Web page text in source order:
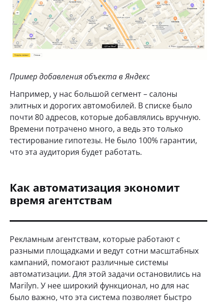
Пример добавления объекта в Яндекс
Например, у нас большой сегмент – салоны
элитных и дорогих автомобилей. В списке было
почти 80 адресов, которые добавлялись вручную.
Времени потрачено много, а ведь это только
тестирование гипотезы. Не было 100% гарантии,
что эта аудитория будет работать.
Как автоматизация экономит
время агентствам
Рекламным агентствам, которые работают с
разными площадками и ведут сотни масштабных
кампаний, помогают различные системы
автоматизации. Для этой задачи остановились на
Marilyn. У нее широкий функционал, но для нас
было важно, что эта система позволяет быстро